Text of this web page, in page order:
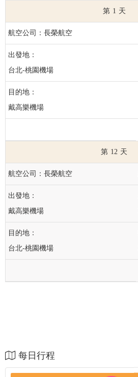
1
長榮航空
台北-桃園機場
戴高樂機場
12
長榮航空
戴高樂機場
台北-桃園機場
每日行程